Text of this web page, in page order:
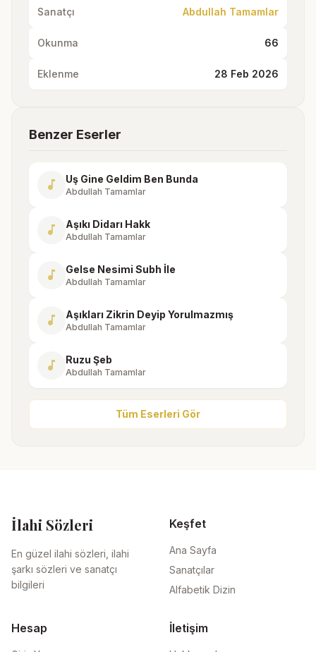
Sanatçı Abdullah Tamamlar
Okunma 66
Eklenme 28 Feb 2026
Benzer Eserler
music_note Uş Gine Geldim Ben Bunda
Abdullah Tamamlar
music_note Aşıkı Didarı Hakk
Abdullah Tamamlar
music_note Gelse Nesimi Subh İle
Abdullah Tamamlar
music_note Aşıkları Zikrin Deyip Yorulmazmış
Abdullah Tamamlar
music_note Ruzu Şeb
Abdullah Tamamlar
Tüm Eserleri Gör
İlahi Sözleri
En güzel ilahi sözleri, ilahi
şarkı sözleri ve sanatçı
bilgileri
Keşfet
Ana Sayfa
Sanatçılar
Alfabetik Dizin
Hesap İletişim